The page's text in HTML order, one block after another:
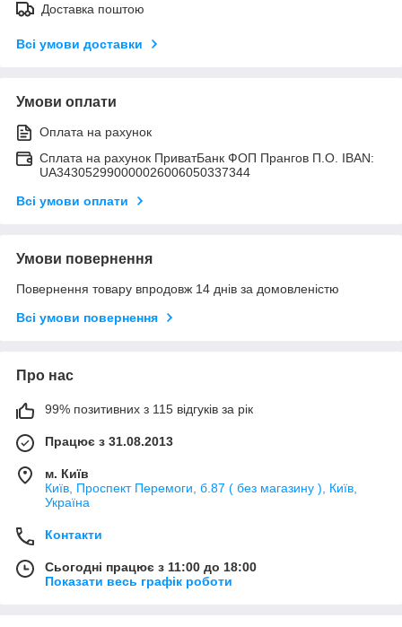
Доставка поштою
Всі умови доставки
Умови оплати
Оплата на рахунок
Сплата на рахунок ПриватБанк ФОП Прангов П.О. IBAN:
UA343052990000026006050337344
Всі умови оплати
Умови повернення
Повернення товару впродовж 14 днів за домовленістю
Всі умови повернення
Про нас
99% позитивних з 115 відгуків за рік
Працює з 31.08.2013
м. Київ
Київ, Проспект Перемоги, б.87 ( без магазину ), Київ,
Україна
Контакти
Сьогодні працює з 11:00 до 18:00
Показати весь графік роботи